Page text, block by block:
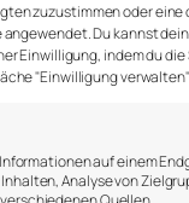
zuzustimmen oder
angewendet. Du kannst
Einwilligung, indem du
"Einwilligung
auf einem
Analyse von